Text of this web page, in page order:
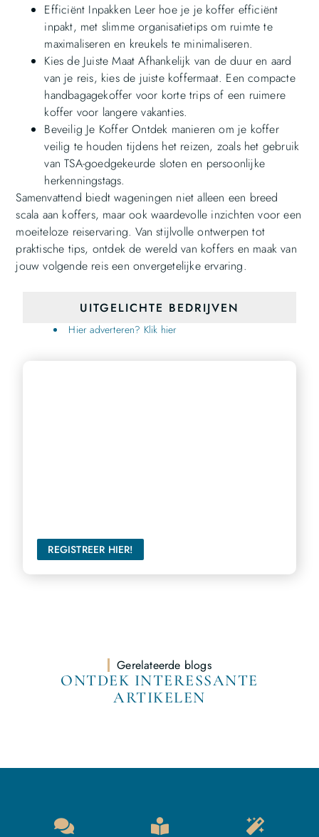
Efficiënt Inpakken Leer hoe je je koffer efficiënt
inpakt, met slimme organisatietips om ruimte te
maximaliseren en kreukels te minimaliseren.
Kies de Juiste Maat Afhankelijk van de duur en aard
van je reis, kies de juiste koffermaat. Een compacte
handbagagekoffer voor korte trips of een ruimere
koffer voor langere vakanties.
Beveilig Je Koffer Ontdek manieren om je koffer
veilig te houden tijdens het reizen, zoals het gebruik
van TSA-goedgekeurde sloten en persoonlijke
herkenningstags.
Samenvattend biedt wageningen niet alleen een breed
scala aan koffers, maar ook waardevolle inzichten voor een
moeiteloze reiservaring. Van stijlvolle ontwerpen tot
praktische tips, ontdek de wereld van koffers en maak van
jouw volgende reis een onvergetelijke ervaring.
UITGELICHTE BEDRIJVEN
Hier adverteren? Klik hier
REGISTREER HIER!
Gerelateerde blogs
ONTDEK INTERESSANTE
ARTIKELEN